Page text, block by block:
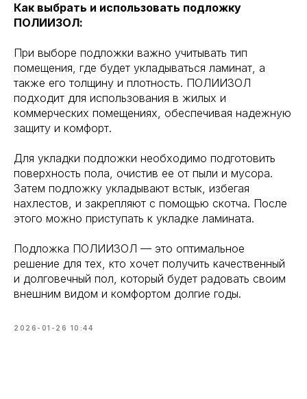
Как выбрать и использовать подложку
ПОЛИИЗОЛ:
При выборе подложки важно учитывать тип
помещения, где будет укладываться ламинат, а
также его толщину и плотность. ПОЛИИЗОЛ
подходит для использования в жилых и
коммерческих помещениях, обеспечивая надежную
защиту и комфорт.
Для укладки подложки необходимо подготовить
поверхность пола, очистив ее от пыли и мусора.
Затем подложку укладывают встык, избегая
нахлестов, и закрепляют с помощью скотча. После
этого можно приступать к укладке ламината.
Подложка ПОЛИИЗОЛ — это оптимальное
решение для тех, кто хочет получить качественный
и долговечный пол, который будет радовать своим
внешним видом и комфортом долгие годы.
2026-01-26 10:44